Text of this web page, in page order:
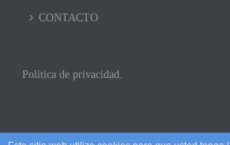
CONTACTO
Politica de privacidad.